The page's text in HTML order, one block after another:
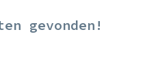
gevonden!